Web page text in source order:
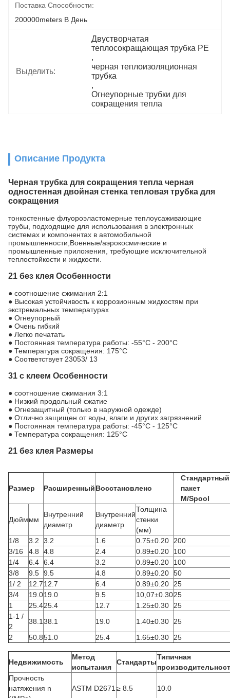
Поставка Способности:
200000meters В День
Выделить:
Двустворчатая
теплосокращающая трубка PE
,
черная теплоизоляционная
трубка
,
Огнеупорные трубки для
сокращения тепла
Описание Продукта
Черная трубка для сокращения тепла черная
одностенная двойная стенка тепловая трубка для
сокращения
тонкостенные флуороэластомерные теплоусаживающие
трубы, подходящие для использования в электронных
системах и компонентах в автомобильной
промышленности,Военные/аэрокосмические и
промышленные приложения, требующие исключительной
теплостойкости и жидкости.
21 без клея Особенности
● соотношение сжимания 2:1
● Высокая устойчивость к коррозионным жидкостям при
экстремальных температурах
● Огнеупорный
● Очень гибкий
● Легко печатать
● Постоянная температура работы: -55°C - 200°C
● Температура сокращения: 175°С
● Соответствует 23053/ 13
31 с клеем Особенности
● соотношение сжимания 3:1
● Низкий продольный сжатие
● Огнезащитный (только в наружной одежде)
● Отлично защищен от воды, влаги и других загрязнений
● Постоянная температура работы: -45°С - 125°С
● Температура сокращения: 125°С
21 без клея Размеры
Размер РасширенныйВосстановлено
Стандартный
пакет
M/Spool
Дюйммм
Внутренний
диаметр
Внутренний
диаметр
Толщина
стенки
(мм)
1/8
3.2 3.2 1.6 0.75±0.20
200
3/16
4.8 4.8 2.4 0.89±0.20
100
1/4
6.4 6.4 3.2 0.89±0.20
100
3/8
9.5 9.5 4.8 0.89±0.20 50
1/ 2
12.712.7 6.4 0.89±0.20
25
3/4
19.019.0 9.5 10,07±0.3025
1
25.425.4 12.7 1.25±0.30
25
1-1 /
2
38.1 38.1 19.0 1.40±0.30
25
2
50.851.0 25.4 1.65±0.30 25
Недвижимость
Метод
испытания
Стандарты
Типичная
Прочность
натяжения n
ASTM D2671 ≥ 8.5 10.0